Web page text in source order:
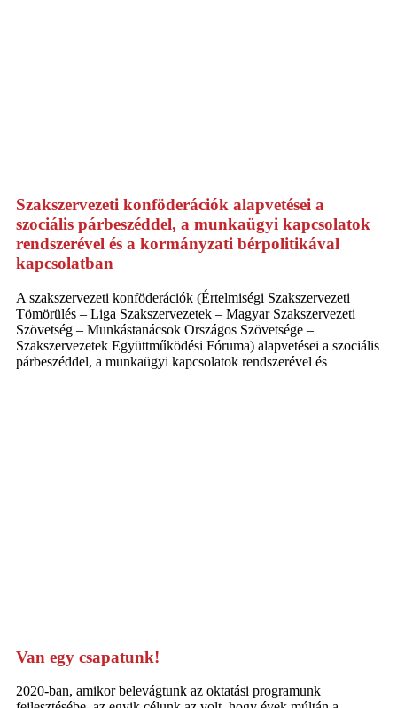
Szakszervezeti konföderációk alapvetései a
szociális párbeszéddel, a munkaügyi kapcsolatok
rendszerével és a kormányzati bérpolitikával
kapcsolatban
A szakszervezeti konföderációk (Értelmiségi Szakszervezeti
Tömörülés – Liga Szakszervezetek – Magyar Szakszervezeti
Szövetség – Munkástanácsok Országos Szövetsége –
Szakszervezetek Együttműködési Fóruma) alapvetései a szociális
párbeszéddel, a munkaügyi kapcsolatok rendszerével és
Van egy csapatunk!
2020-ban, amikor belevágtunk az oktatási programunk